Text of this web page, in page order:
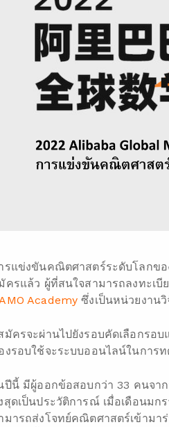
รแข่งขันคณิตศาสตร์ระดับโลกขอ
ครแล้ว ผู้ที่สนใจสามารถลงทะเ
Academy ซึ่งเป็นหน่วยงาน
มัครจะผ่านไปยังรอบคัดเลือกรอ
งรอบใช้จะระบบออนไลน์ในการ
ปีนี้ มีผู้ออกข้อสอบกว่า 33 คนจา
สุดเป็นประวัติการณ์ เมื่อเดือนม
มารถส่งโจทย์คณิตศาสตร์เข้าม